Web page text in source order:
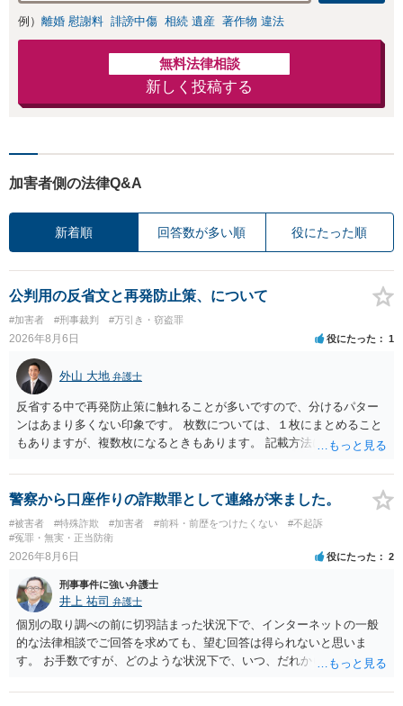
例） 離婚 慰謝料 誹謗中傷 相続 遺産 著作物 違法
無料法律相談
新しく投稿する
加害者側の法律Q&A
新着順 回答数が多い順 役にたった順
公判用の反省文と再発防止策、について
#加害者 #刑事裁判 #万引き・窃盗罪
2026年8月6日 役にたった 1
外山 大地 弁護士
反省する中で再発防止策に触れることが多いですので、分けるパター
ンはあまり多くない印象です。 枚数については、１枚にまとめること
もありますが、複数枚になるときもあります。 記載方法については、
います。 したがいまして、いずれも良いかと考えます。
警察から口座作りの詐欺罪として連絡が来ました。
#被害者 #特殊詐欺 #加害者 #前科・前歴をつけたくない
#不起訴
#冤罪・無実・正当防衛
2026年8月6日 役にたった 2
刑事事件に強い弁護士
井上 祐司 弁護士
個別の取り調べの前に切羽詰まった状況下で、インターネットの一般
的な法律相談でご回答を求めても、望む回答は得られないと思いま
す。 お手数ですが、どのような状況下で、いつ、だれからどのような
の程度だと聞いているのかということについて、お近くで詳細な法律